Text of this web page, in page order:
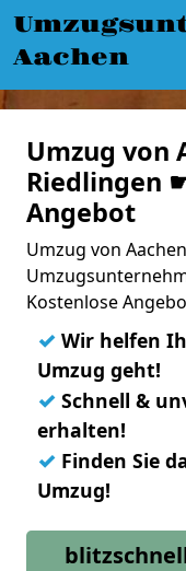
Aachen
Umzug von
Riedlingen
Angebot
Umzug von
Kostenlose
✓ Wir helfen
Umzug geht!
✓ Schnell &
erhalten!
✓ Finden Sie
Umzug!